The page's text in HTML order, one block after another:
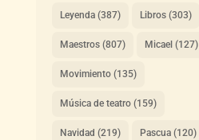
Leyenda(387) Libros(303)
Maestros(807) Micael (127)
Movimiento(135)
Música de teatro(159)
Navidad (219) Pascua(120)